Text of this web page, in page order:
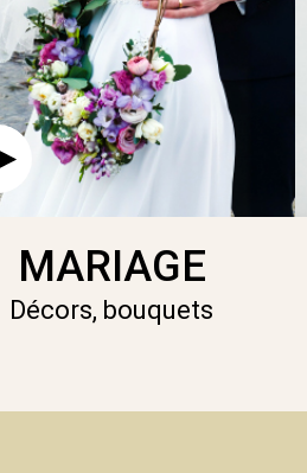
MARIAGE
Décors, bouquets